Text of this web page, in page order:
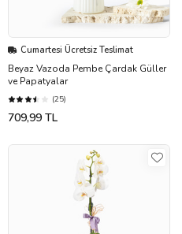
Cumartesi Ücretsiz Teslimat
Beyaz Vazoda Pembe Çardak Güller
ve Papatyalar
(25)
709,99 TL